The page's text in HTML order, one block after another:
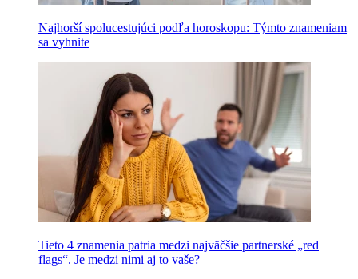
Najhorší spolucestujúci podľa horoskopu: Týmto znameniam
sa vyhnite
Tieto 4 znamenia patria medzi najväčšie partnerské „red
flags“. Je medzi nimi aj to vaše?